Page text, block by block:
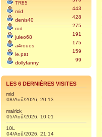
TR85
mid
443
denis40
428
rod
275
juleo68
191
a4roues
175
le.pat
159
dollyfanny
99
LES 6 DERNIÈRES VISITES
mid
08/Aoû/2026, 20:13
malrick
05/Aoû/2026, 10:01
10L
04/Aoû/2026, 21:14